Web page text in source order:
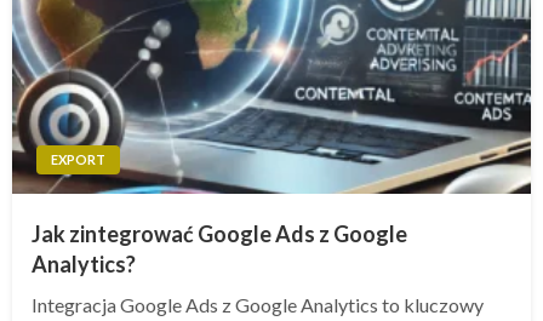
EXPORT
Jak zintegrować Google Ads z Google
Analytics?
Integracja Google Ads z Google Analytics to kluczowy